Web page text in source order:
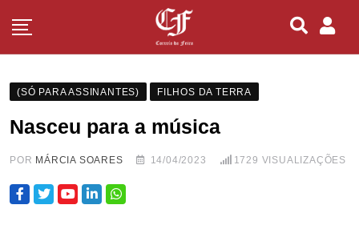
(SÓ PARA ASSINANTES) FILHOS DA TERRA
Nasceu para a música
POR MÁRCIA SOARES 14/04/2023 1729 VISUALIZAÇÕES